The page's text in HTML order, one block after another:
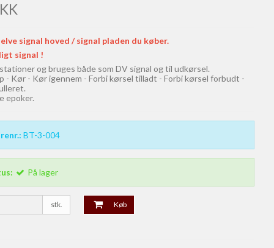
signal hoved / signal pladen du køber.
signal !
og bruges både som DV signal og til udkørsel.
- Kør - Kør igennem - Forbi kørsel tilladt - Forbi kørsel forbudt -
epoker.
BT-3-004
På lager
stk. Køb